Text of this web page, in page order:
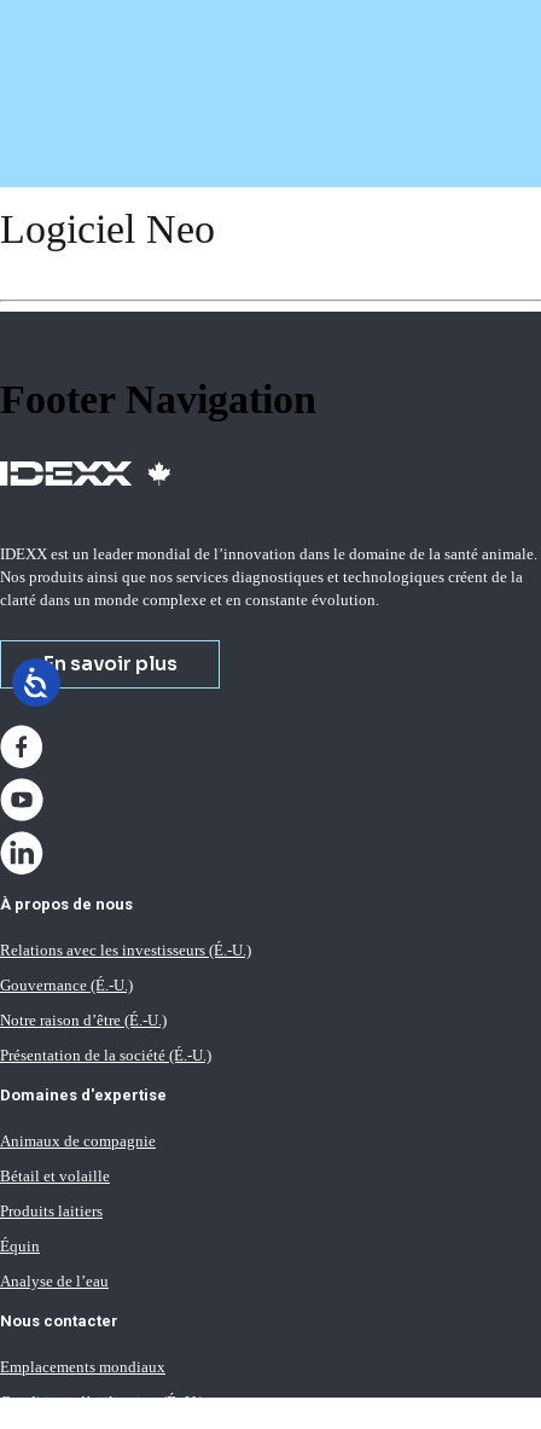
Logiciel Neo
Footer Navigation
IDEXX est un leader mondial de l’innovation dans le domaine de la santé animale.
Nos produits ainsi que nos services diagnostiques et technologiques créent de la
clarté dans un monde complexe et en constante évolution.
En savoir plus
À propos de nous
Relations avec les investisseurs (É.-U.)
Gouvernance (É.-U.)
Notre raison d’être (É.-U.)
Présentation de la société (É.-U.)
Domaines d'expertise
Animaux de compagnie
Bétail et volaille
Produits laitiers
Équin
Analyse de l’eau
Nous contacter
Emplacements mondiaux
Conditions d’utilisation (É.-U.)